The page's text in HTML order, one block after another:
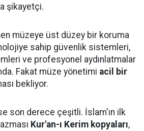
şikayetçi.
müzeye üst düzey bir koruma
sahip güvenlik sistemleri,
ve profesyonel aydınlatmalar
Fakat müze yönetimi acil bir
bekliyor.
son derece çeşitli. İslam'ın ilk
Kur'an-ı Kerim kopyaları,